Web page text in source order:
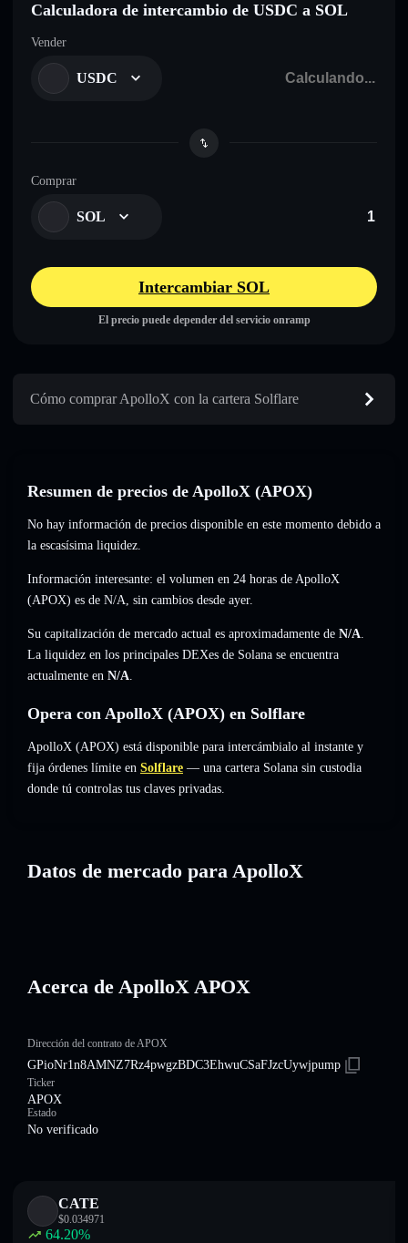
Calculadora de intercambio de USDC a SOL
Vender
USDC
Comprar
SOL
Intercambiar SOL
El precio puede depender del servicio onramp
Cómo comprar ApolloX con la cartera Solflare
Resumen de precios de ApolloX (APOX)
No hay información de precios disponible en este momento debido a
la escasísima liquidez.
Información interesante: el volumen en 24 horas de ApolloX
(APOX) es de N/A, sin cambios desde ayer.
Su capitalización de mercado actual es aproximadamente de N/A.
La liquidez en los principales DEXes de Solana se encuentra
actualmente en N/A.
Opera con ApolloX (APOX) en Solflare
ApolloX (APOX) está disponible para intercámbialo al instante y
fija órdenes límite en Solflare — una cartera Solana sin custodia
donde tú controlas tus claves privadas.
Datos de mercado para ApolloX
Acerca de ApolloX APOX
Dirección del contrato de APOX
GPioNr1n8AMNZ7Rz4pwgzBDC3EhwuCSaFJzcUywjpump
Ticker
APOX
Estado
No verificado
CATE
$0.034971
64.20%